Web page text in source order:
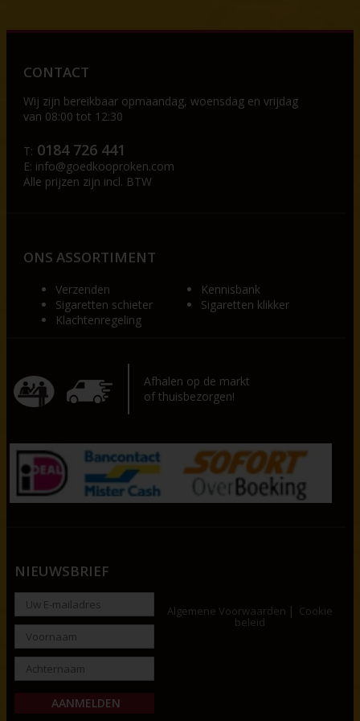
CONTACT
Wij zijn bereikbaar opmaandag, woensdag en vrijdag
van 08:00 tot 12:30
T: 0184 726 441
E: info@goedkooproken.com
Alle prijzen zijn incl. BTW
ONS ASSORTIMENT
Verzenden
Kennisbank
Sigaretten schieter
Sigaretten klikker
Klachtenregeling
Afhalen op de markt
of thuisbezorgen!
NIEUWSBRIEF
Algemene Voorwaarden Cookie
beleid